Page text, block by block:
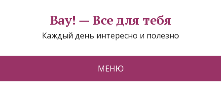
Вау! — Все для тебя
Каждый день интересно и полезно
МЕНЮ